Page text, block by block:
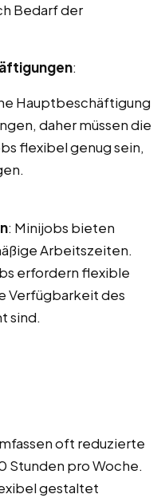
Bedarf der
:
Hauptbeschäftigung
daher müssen die
flexibel genug sein,
: Minijobs bieten
Arbeitszeiten.
erfordern flexible
Verfügbarkeit des
sind.
oft reduzierte
Stunden pro Woche.
gestaltet